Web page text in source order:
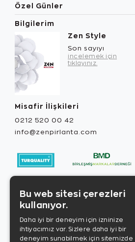
Özel Günler
Bilgilerim
Zen Style
Son sayıyı
incelemek için
tıklayınız.
Misafir İlişkileri
0212 520 00 42
info@zenpirlanta.com
Bu web sitesi çerezleri
kullanıyor.
Daha iyi bir deneyim için izninize
ihtiyacımız var. Sizlere daha iyi bir
deneyim sunabilmek için sitemizde